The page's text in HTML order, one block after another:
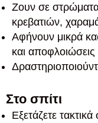
Ζουν σε
κρεβατιών,
Αφήνουν μικρά
και
Στο σπίτι
Εξετάζετε